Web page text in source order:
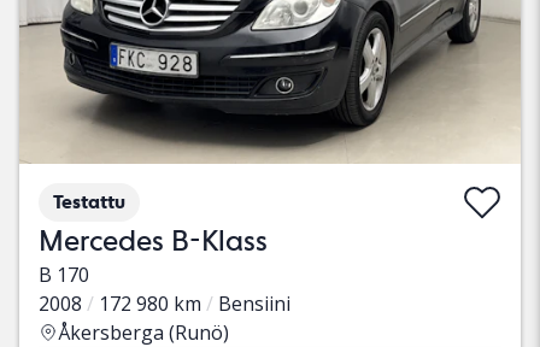
Testattu
Mercedes B-Klass
B 170
2008
172 980 km
Bensiini
Åkersberga (Runö)